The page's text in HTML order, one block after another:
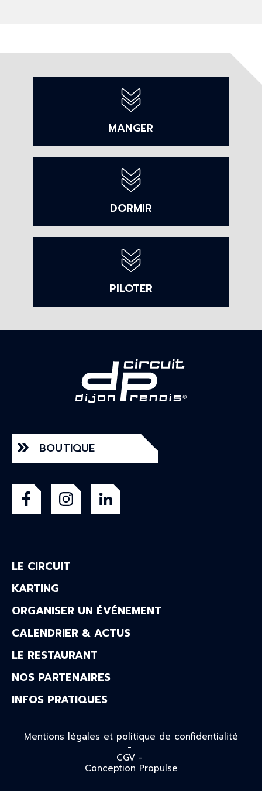
MANGER
DORMIR
PILOTER
BOUTIQUE
LE CIRCUIT
KARTING
ORGANISER UN ÉVÉNEMENT
CALENDRIER & ACTUS
LE RESTAURANT
NOS PARTENAIRES
INFOS PRATIQUES
Mentions légales et politique de confidentialité
-
CGV -
Conception Propulse